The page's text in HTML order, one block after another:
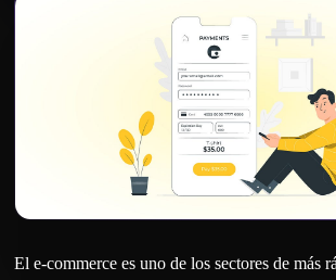
El e-commerce es uno de los sectores de más